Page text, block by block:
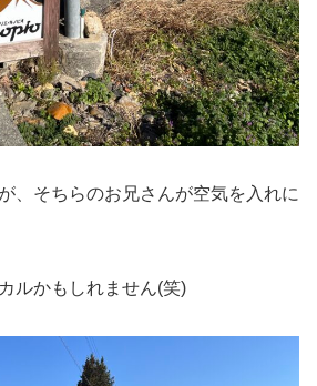
、そちらのお兄さんが空気を入れに
ルかもしれません(笑)